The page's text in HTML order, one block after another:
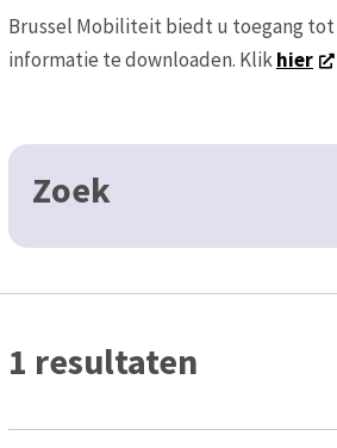
Brussel Mobiliteit biedt u toegang tot
informatie te downloaden. Klikhier
Zoek
1 resultaten